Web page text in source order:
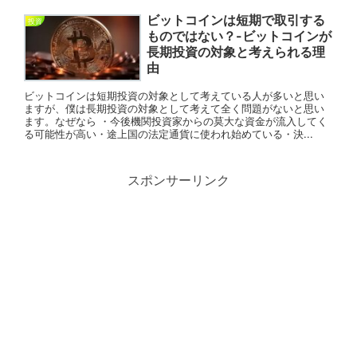
投資
ビットコインは短期で取引する
ものではない？-ビットコインが
長期投資の対象と考えられる理
由
ビットコインは短期投資の対象として考えている人が多いと思い
ますが、僕は長期投資の対象として考えて全く問題がないと思い
ます。なぜなら ・今後機関投資家からの莫大な資金が流入してく
る可能性が高い・途上国の法定通貨に使われ始めている・決...
スポンサーリンク